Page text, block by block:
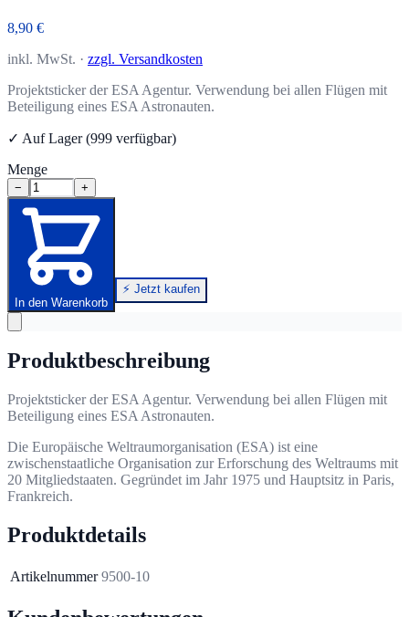
8,90 €
inkl. MwSt. · zzgl. Versandkosten
Projektsticker der ESA Agentur. Verwendung bei allen Flügen mit
Beteiligung eines ESA Astronauten.
✓ Auf Lager (999 verfügbar)
Menge
− +
In den Warenkorb
⚡ Jetzt kaufen
Produktbeschreibung
Projektsticker der ESA Agentur. Verwendung bei allen Flügen mit
Beteiligung eines ESA Astronauten.
Die Europäische Weltraumorganisation (ESA) ist eine
zwischenstaatliche Organisation zur Erforschung des Weltraums mit
20 Mitgliedstaaten. Gegründet im Jahr 1975 und Hauptsitz in Paris,
Frankreich.
Produktdetails
Artikelnummer 9500-10